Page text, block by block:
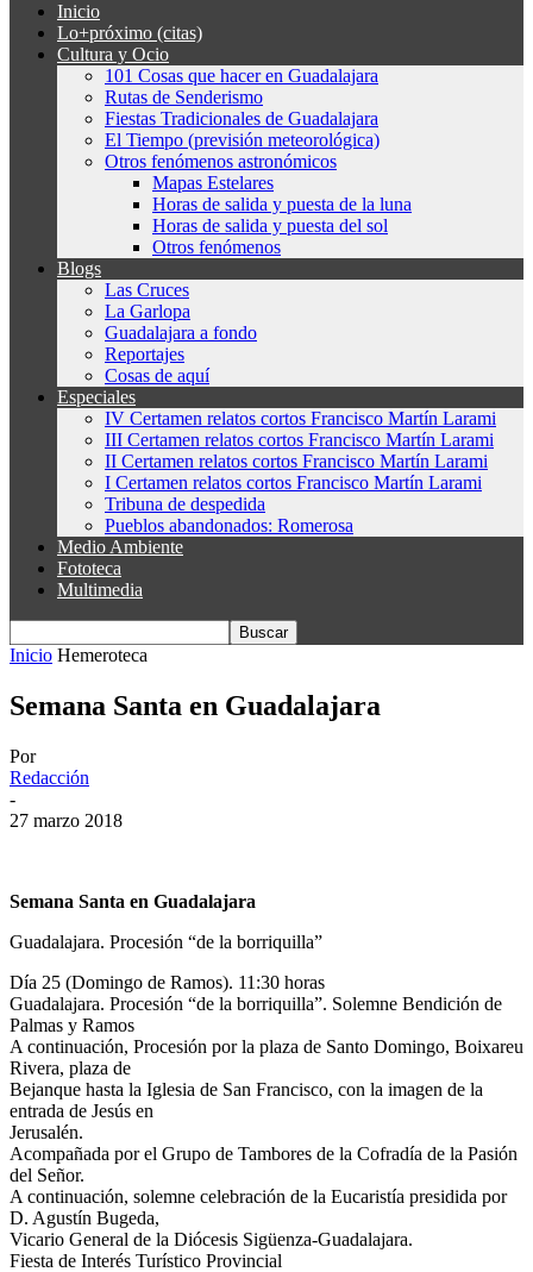
Inicio
Lo+próximo (citas)
Cultura y Ocio
101 Cosas que hacer en Guadalajara
Rutas de Senderismo
Fiestas Tradicionales de Guadalajara
El Tiempo (previsión meteorológica)
Otros fenómenos astronómicos
Mapas Estelares
Horas de salida y puesta de la luna
Horas de salida y puesta del sol
Otros fenómenos
Blogs
Las Cruces
La Garlopa
Guadalajara a fondo
Reportajes
Cosas de aquí
Especiales
IV Certamen relatos cortos Francisco Martín Larami
III Certamen relatos cortos Francisco Martín Larami
II Certamen relatos cortos Francisco Martín Larami
I Certamen relatos cortos Francisco Martín Larami
Tribuna de despedida
Pueblos abandonados: Romerosa
Medio Ambiente
Fototeca
Multimedia
Inicio Hemeroteca
Semana Santa en Guadalajara
Por
Redacción
-
27 marzo 2018
Semana Santa en Guadalajara
Guadalajara. Procesión “de la borriquilla”
Día 25 (Domingo de Ramos). 11:30 horas
Guadalajara. Procesión “de la borriquilla”. Solemne Bendición de
Palmas y Ramos
A continuación, Procesión por la plaza de Santo Domingo, Boixareu
Rivera, plaza de
Bejanque hasta la Iglesia de San Francisco, con la imagen de la
entrada de Jesús en
Jerusalén.
Acompañada por el Grupo de Tambores de la Cofradía de la Pasión
del Señor.
A continuación, solemne celebración de la Eucaristía presidida por
D. Agustín Bugeda,
Vicario General de la Diócesis Sigüenza-Guadalajara.
Fiesta de Interés Turístico Provincial